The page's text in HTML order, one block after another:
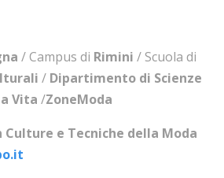
/ Campus di Rimini / Scuola di
/ Dipartimento di Scienze
Vita /ZoneModa
Culture e Tecniche della Moda